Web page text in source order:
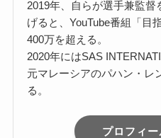
2019年、自らが選手兼監
げると、YouTube番組「目
400万を超える。
2020年にはSAS
元マレーシアのパハン・レ
る。
プロフィ